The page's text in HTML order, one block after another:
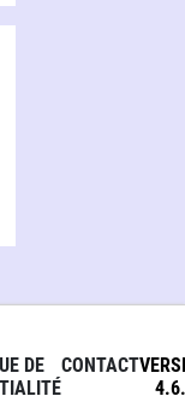
DE
CONTACT